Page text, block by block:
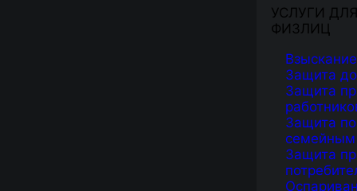
УСЛУГИ ДЛЯ
ФИЗЛИЦ
Защита
Защита
Защита по
Защита